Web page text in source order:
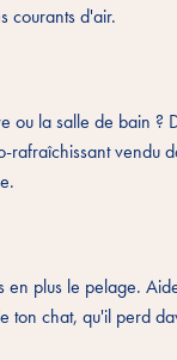
courants d'air.
ou la salle de bain
vendu
plus le pelage.
ton chat, qu'il perd